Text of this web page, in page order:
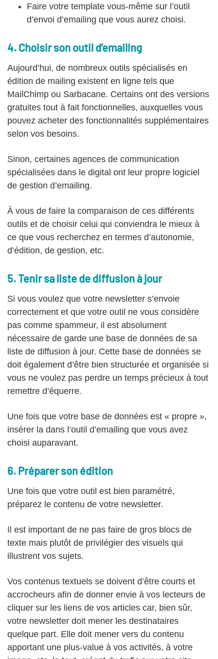
Faire votre template vous-même sur l’outil
d’envoi d’emailing que vous aurez choisi.
4. Choisir son outil d’emailing
Aujourd’hui, de nombreux outils spécialisés en
édition de mailing existent en ligne tels que
MailChimp ou Sarbacane. Certains ont des versions
gratuites tout à fait fonctionnelles, auxquelles vous
pouvez acheter des fonctionnalités supplémentaires
selon vos besoins.
Sinon, certaines agences de communication
spécialisées dans le digital ont leur propre logiciel
de gestion d’emailing.
À vous de faire la comparaison de ces différents
outils et de choisir celui qui conviendra le mieux à
ce que vous recherchez en termes d’autonomie,
d’édition, de gestion, etc.
5. Tenir sa liste de diffusion à jour
Si vous voulez que votre newsletter s’envoie
correctement et que votre outil ne vous considère
pas comme spammeur, il est absolument
nécessaire de garde une base de données de sa
liste de diffusion à jour. Cette base de données se
doit également d’être bien structurée et organisée si
vous ne voulez pas perdre un temps précieux à tout
remettre d’équerre.
Une fois que votre base de données est « propre »,
insérer la dans l’outil d’emailing que vous avez
choisi auparavant.
6. Préparer son édition
Une fois que votre outil est bien paramétré,
préparez le contenu de votre newsletter.
Il est important de ne pas faire de gros blocs de
texte mais plutôt de privilégier des visuels qui
illustrent vos sujets.
Vos contenus textuels se doivent d’être courts et
accrocheurs afin de donner envie à vos lecteurs de
cliquer sur les liens de vos articles car, bien sûr,
votre newsletter doit mener les destinataires
quelque part. Elle doit mener vers du contenu
apportant une plus-value à vos activités, à votre